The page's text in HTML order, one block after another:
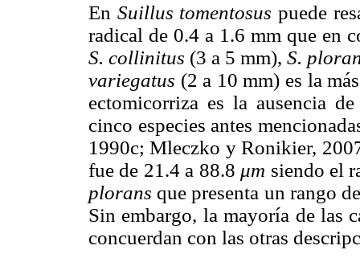
En Suillus tomentosus puede
radical de 0.4 a 1.6 mm que en
S. collinitus (3 a 5 mm),S.
variegatus (2 a 10 mm) es la
ectomicorriza es la ausencia
cinco especies antes
1990c; Mleczko y Ronikier,
fue de 21.4 a 88.8 μm siendo el
plorans que presenta un rango
Sin embargo, la mayoría de las
concuerdan con las otras